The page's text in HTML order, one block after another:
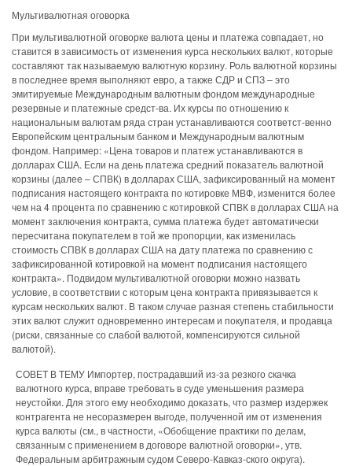
Мультивалютная оговорка
При мультивалютной оговорке валюта цены и платежа совпадает, но
ставится в зависимость от изменения курса нескольких валют, которые
составляют так называемую валютную корзину. Роль валютной корзины
в последнее время выполняют евро, а также СДР и СПЗ – это
эмитируемые Международным валютным фондом международные
резервные и платежные средст-ва. Их курсы по отношению к
национальным валютам ряда стран устанавливаются соответст-венно
Европейским центральным банком и Международным валютным
фондом. Например: «Цена товаров и платеж устанавливаются в
долларах США. Если на день платежа средний показатель валютной
корзины (далее – СПВК) в долларах США, зафиксированный на момент
подписания настоящего контракта по котировке МВФ, изменится более
чем на 4 процента по сравнению с котировкой СПВК в долларах США на
момент заключения контракта, сумма платежа будет автоматически
пересчитана покупателем в той же пропорции, как изменилась
стоимость СПВК в долларах США на дату платежа по сравнению с
зафиксированной котировкой на момент подписания настоящего
контракта». Подвидом мультивалютной оговорки можно назвать
условие, в соответствии с которым цена контракта привязывается к
курсам нескольких валют. В таком случае разная степень стабильности
этих валют служит одновременно интересам и покупателя, и продавца
(риски, связанные со слабой валютой, компенсируются сильной
валютой).
СОВЕТ В ТЕМУ Импортер, пострадавший из-за резкого скачка
валютного курса, вправе требовать в суде уменьшения размера
неустойки. Для этого ему необходимо доказать, что размер издержек
контрагента не несоразмерен выгоде, полученной им от изменения
курса валюты (см., в частности, «Обобщение практики по делам,
связанным с применением в договоре валютной оговорки», утв.
Федеральным арбитражным судом Северо-Кавказ-ского округа).